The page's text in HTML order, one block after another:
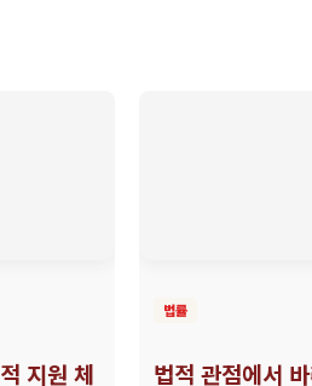
지원 체
법률
법적 관점에서